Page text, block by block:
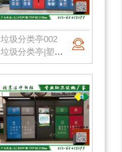
垃圾分类亭002
垃圾分类亭|塑料垃圾桶|户外垃圾站|公园垃圾桶|学校分类垃圾亭|北京垃圾桶厂家